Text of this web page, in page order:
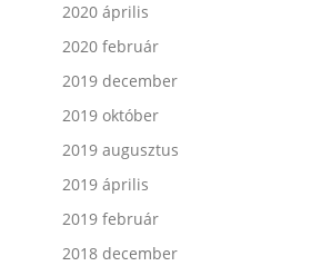
2020 április
2020 február
2019 december
2019 október
2019 augusztus
2019 április
2019 február
2018 december